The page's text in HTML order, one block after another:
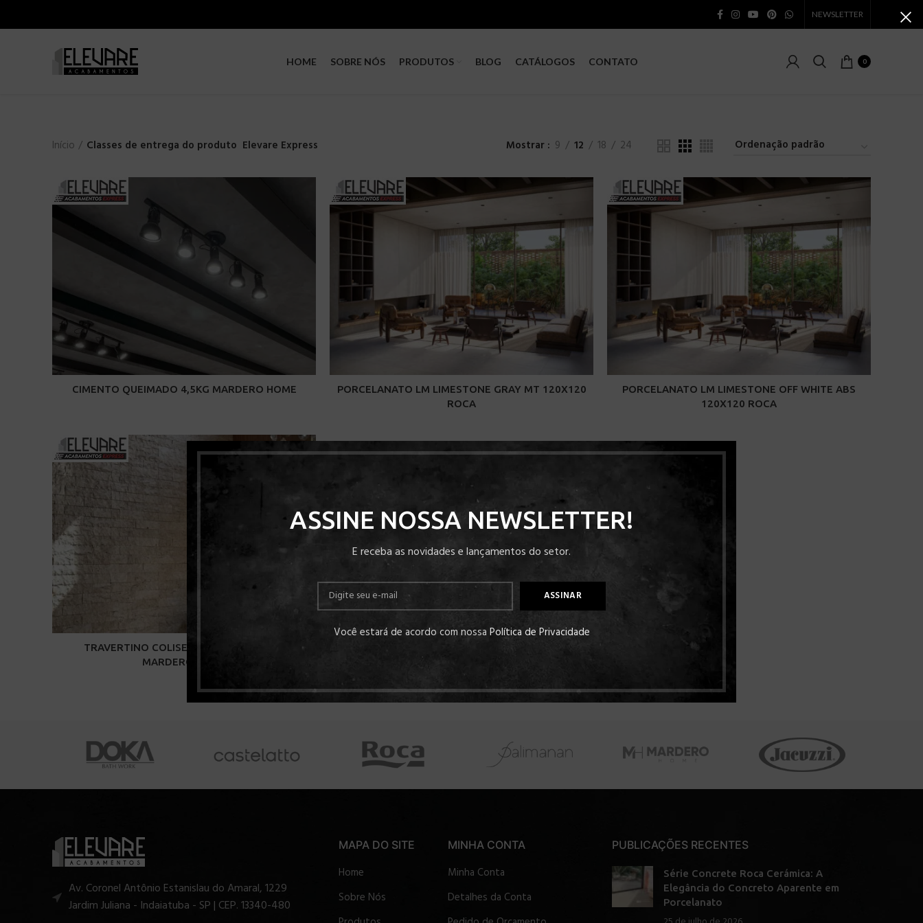
ASSINE NOSSA NEWSLETTER!
E receba as novidades e lançamentos do setor.
Você estará de acordo com nossa Política de Privacidade
NEWSLETTER
HOME SOBRE NÓS PRODUTOS BLOG CATÁLOGOS CONTATO 0
Início Classes de entrega do produto Elevare Express Mostrar 9 12 18 24
CIMENTO QUEIMADO 4,5KG MARDERO HOME
PORCELANATO LM LIMESTONE GRAY MT 120X120
ROCA
PORCELANATO LM LIMESTONE OFF WHITE ABS
120X120 ROCA
TRAVERTINO COLISEU ROCKFACE 10X30
MARDERO HOME
Av. Coronel Antônio Estanislau do Amaral, 1229
Jardim Juliana - Indaiatuba - SP | CEP. 13340-480
MAPA DO SITE
Home
Sobre Nós
MINHA CONTA
Minha Conta
Detalhes da Conta
PUBLICAÇÕES RECENTES
Série Concrete Roca Cerámica: A
Elegância do Concreto Aparente em
Porcelanato